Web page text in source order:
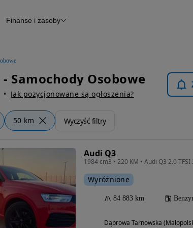
Otomoto News
Finanse i zasoby
Samochody Osobowe
Jak pozycjonowane są ogłoszenia?
50 km Wyczyść filtry
Audi Q3
Wyróżnione
84 883 km
Dąbrowa Tarnowska